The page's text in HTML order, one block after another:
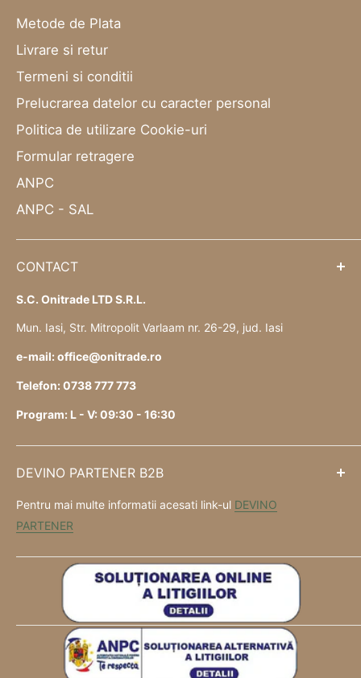
Metode de Plata
Livrare si retur
Termeni si conditii
Prelucrarea datelor cu caracter personal
Politica de utilizare Cookie-uri
Formular retragere
ANPC
ANPC - SAL
CONTACT
S.C. Onitrade LTD S.R.L.
Mun. Iasi, Str. Mitropolit Varlaam nr. 26-29, jud. Iasi
e-mail: office@onitrade.ro
Telefon: 0738 777 773
Program: L - V: 09:30 - 16:30
DEVINO PARTENER B2B
Pentru mai multe informatii acesati link-ul DEVINO
PARTENER